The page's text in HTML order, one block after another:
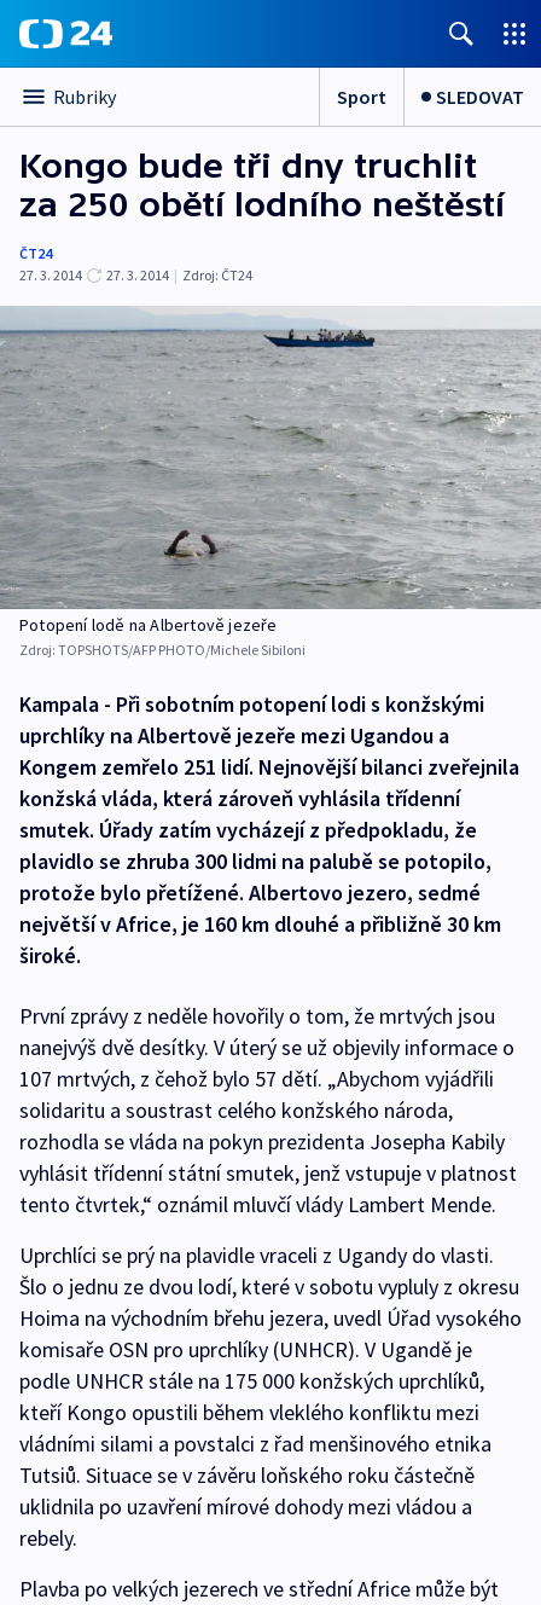
Rubriky Sport SLEDOVAT
Kongo bude tři dny truchlit
za 250 obětí lodního neštěstí
ČT24
27. 3. 2014
27. 3. 2014 | Zdroj: ČT24
Potopení lodě na Albertově jezeře
Zdroj: TOPSHOTS/AFP PHOTO/Michele Sibiloni
Kampala - Při sobotním potopení lodi s konžskými
uprchlíky na Albertově jezeře mezi Ugandou a
Kongem zemřelo 251 lidí. Nejnovější bilanci zveřejnila
konžská vláda, která zároveň vyhlásila třídenní
smutek. Úřady zatím vycházejí z předpokladu, že
plavidlo se zhruba 300 lidmi na palubě se potopilo,
protože bylo přetížené. Albertovo jezero, sedmé
největší v Africe, je 160 km dlouhé a přibližně 30 km
široké.
První zprávy z neděle hovořily o tom, že mrtvých jsou
nanejvýš dvě desítky. V úterý se už objevily informace o
107 mrtvých, z čehož bylo 57 dětí. „Abychom vyjádřili
solidaritu a soustrast celého konžského národa,
rozhodla se vláda na pokyn prezidenta Josepha Kabily
vyhlásit třídenní státní smutek, jenž vstupuje v platnost
tento čtvrtek,“ oznámil mluvčí vlády Lambert Mende.
Uprchlíci se prý na plavidle vraceli z Ugandy do vlasti.
Šlo o jednu ze dvou lodí, které v sobotu vypluly z okresu
Hoima na východním břehu jezera, uvedl Úřad vysokého
komisaře OSN pro uprchlíky (UNHCR). V Ugandě je
podle UNHCR stále na 175 000 konžských uprchlíků,
kteří Kongo opustili během vleklého konfliktu mezi
vládními silami a povstalci z řad menšinového etnika
Tutsiů. Situace se v závěru loňského roku částečně
uklidnila po uzavření mírové dohody mezi vládou a
rebely.
Plavba po velkých jezerech ve střední Africe může být